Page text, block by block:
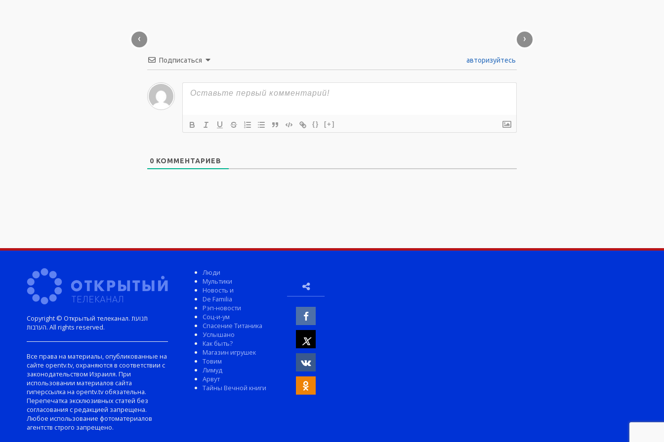
‹ ›
Подписаться авторизуйтесь
{} [+]
0 КОММЕНТАРИЕВ
Copyright © Открытый телеканал. תנועת
הערבות. All rights reserved.
Все права на материалы, опубликованные на
сайте opentv.tv, охраняются в соответствии с
законодательством Израиля. При
использовании материалов сайта
гиперссылка на opentv.tv обязательна.
Перепечатка эксклюзивных статей без
согласования с редакцией запрещена.
Любое использование фотоматериалов
агентств строго запрещено.
Люди
Мультики
Новость и
De Familia
Рэп-новости
Соц-и-ум
Спасение Титаника
Услышано
Как быть?
Магазин игрушек
Товим
Лимуд
Арвут
Тайны Вечной книги